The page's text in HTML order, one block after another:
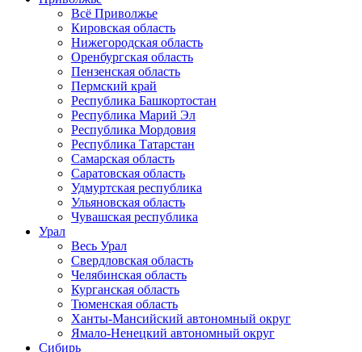
Всё Приволжье
Кировская область
Нижегородская область
Оренбургская область
Пензенская область
Пермский край
Республика Башкортостан
Республика Марий Эл
Республика Мордовия
Республика Татарстан
Самарская область
Саратовская область
Удмуртская республика
Ульяновская область
Чувашская республика
Урал
Весь Урал
Свердловская область
Челябинская область
Курганская область
Тюменская область
Ханты-Мансийский автономный округ
Ямало-Ненецкий автономный округ
Сибирь